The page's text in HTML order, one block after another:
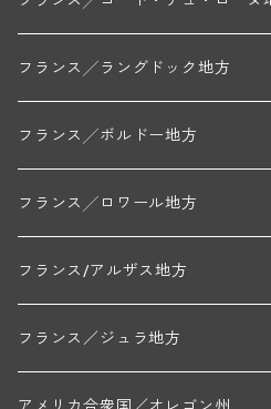
ミッシェル・ジュネ
プティ・ポンティニィ(シャブリ)
アラン・マティアス(トネロワ)
コート・ド・ニュイ地区
クロード・デュガ(ジュヴレ・シャンベ
セラファン・ペール・エ・フィス(ジュ
コート・ド・ボーヌ地区
フランソワーズ・ジャニアール(ペルナ
マルキ・ダンジェルヴィル(ヴォルネー)
コート・シャロネーズ地区
ロワイエ(コート・デュ・クーショワ)
A&Pド・ヴィレーヌ(ブーズロン)
マコネ地区
マンシア・ポンセ(シャントレ)
ボージョレ地区
フランク・ジュイヤール(ジュリエナ)
北部地区
ジャン・ルイ・シャーヴ(エルミタージ
ジャン・ルイ・シャーヴ・セレクショ
南部地区
ル・ヴュー・ドンジョン(シャトーヌフ
シャトー・ライヤ(シャトーヌフ・デュ
フランス╱ラングドック地方
コトー・デュ・ラングドック地区
ド・ロルチュ(ヴァルフローネ)
ヴァン・ド・ペイ・ド・レロー
ムーラン・ド・ガサック
フランス╱ボルドー地方
アントル・ドゥー・メール地区
シャトー・レストリーユ
メドック地区
シャトー・ル・タンプル
フランス╱ロワール地方
ペイ・ナンテ地区
デ・オー・ペミオン(ムスカデ)
サントル・ニヴェルネ地区
ディディエ・ダグノー(プイィ・フュメ)
トゥーレーヌ地区
フランス/アルザス地方
ロリー・ガスマン
フランス／ジュラ地方
アルボワ